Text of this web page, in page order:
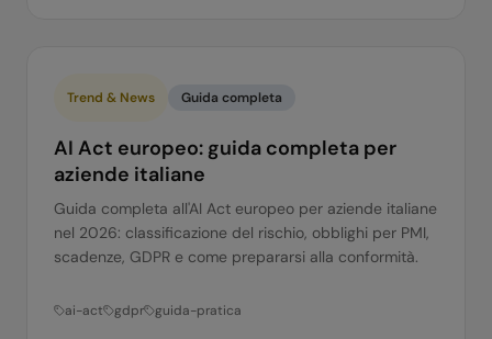
Trend & News Guida completa
AI Act europeo: guida completa per
aziende italiane
Guida completa all'AI Act europeo per aziende italiane
nel 2026: classificazione del rischio, obblighi per PMI,
scadenze, GDPR e come prepararsi alla conformità.
ai-act gdpr guida-pratica